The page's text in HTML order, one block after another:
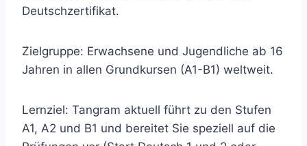
Deutschzertifikat.
Zielgruppe: Erwachsene und Jugendliche ab 16
Jahren in allen Grundkursen (A1-B1) weltweit.
Lernziel: Tangram aktuell führt zu den Stufen
A1, A2 und B1 und bereitet Sie speziell auf die